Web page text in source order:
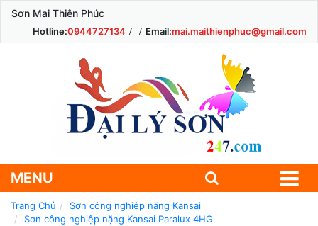
Sơn Mai Thiên Phúc
Hotline:0944727134 Email:mai.maithienphuc@gmail.com
MENU
Trang Chủ
Sơn công nghiệp năng Kansai
Sơn công nghiệp nặng Kansai Paralux 4HG